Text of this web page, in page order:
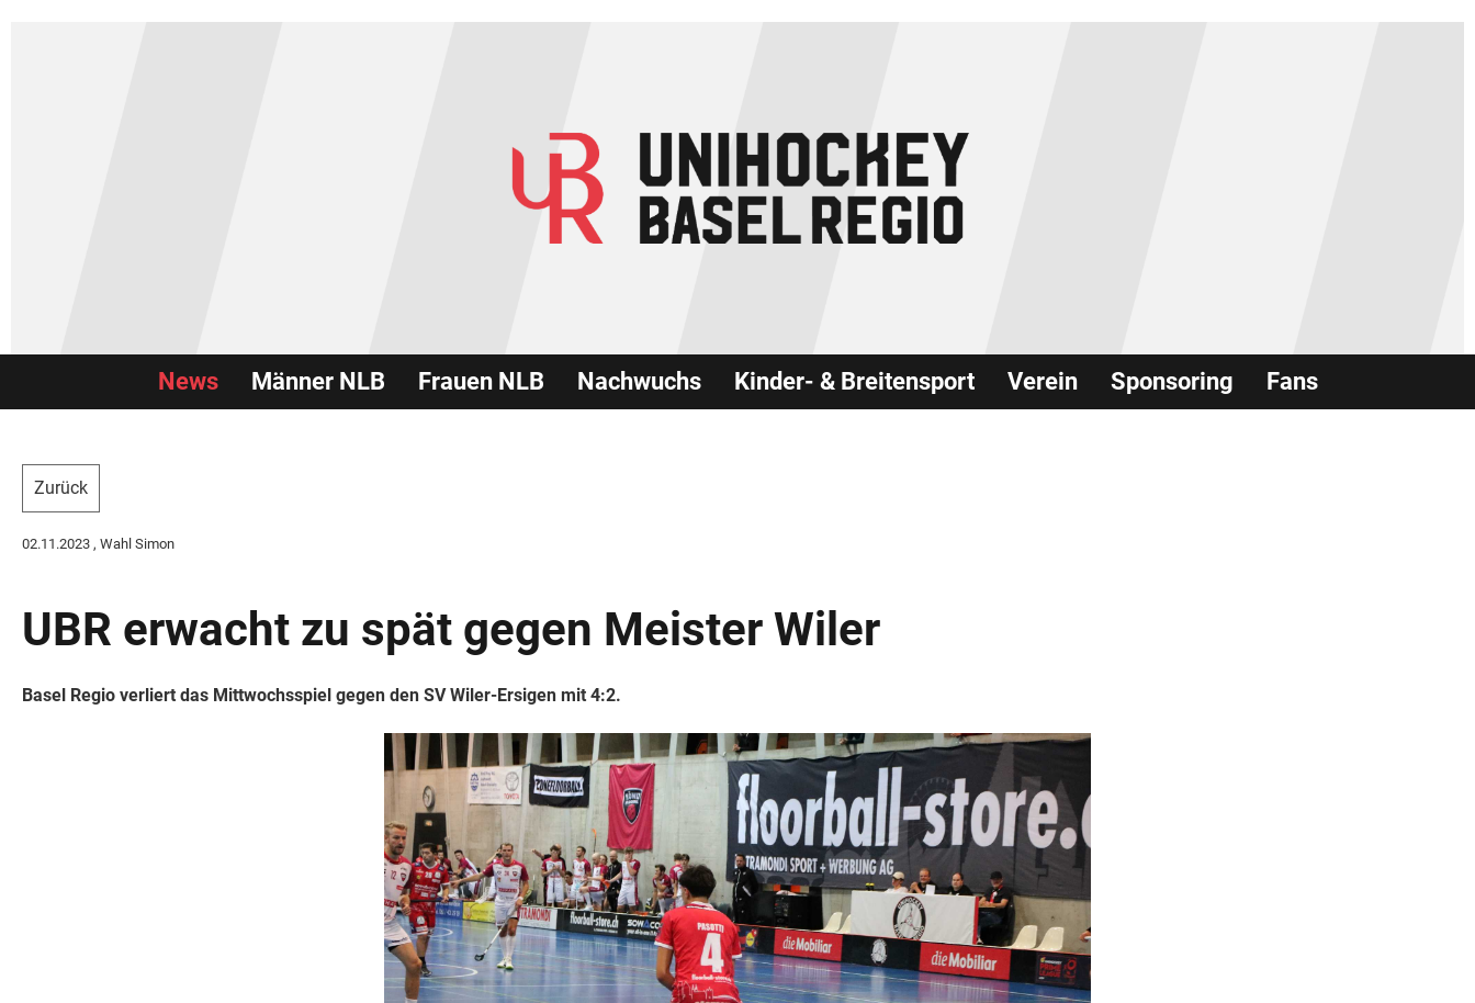
News Männer NLB Frauen NLB Nachwuchs Kinder- & Breitensport Verein Sponsoring Fans
Zurück
02.11.2023 , Wahl Simon
UBR erwacht zu spät gegen Meister Wiler
Basel Regio verliert das Mittwochsspiel gegen den SV Wiler-Ersigen mit 4:2.